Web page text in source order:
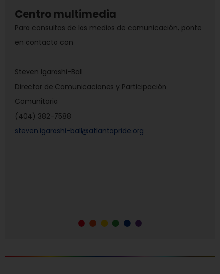
Centro multimedia
Para consultas de los medios de comunicación, ponte
en contacto con
Steven Igarashi-Ball
Director de Comunicaciones y Participación
Comunitaria
(404) 382-7588
steven.igarashi-ball@atlantapride.org